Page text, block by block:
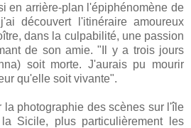
en arrière-plan l'épiphénomène de
découvert l'itinéraire amoureux
dans la culpabilité, une passion
de son amie. "Il y a trois jours
soit morte. J'aurais pu mourir
qu'elle soit vivante".
la photographie des scènes sur l'île
Sicile, plus particulièrement les